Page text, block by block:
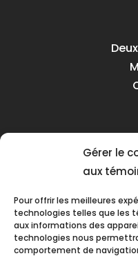
Gérer le
aux
Pour offrir les meilleures
technologies telles que les
aux informations des
technologies nous
comportement de